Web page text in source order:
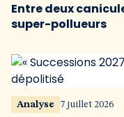
Entre deux
super-pollueurs
Analyse 7 juillet 2026